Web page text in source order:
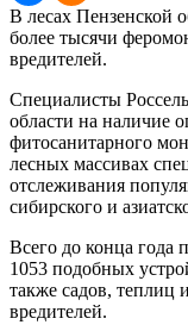
В лесах Пензенской
более тысячи
вредителей.
Специалисты
области на наличие
фитосанитарного
лесных массивах
отслеживания
сибирского и
Всего до конца года
1053 подобных
также садов, теплиц
вредителей.